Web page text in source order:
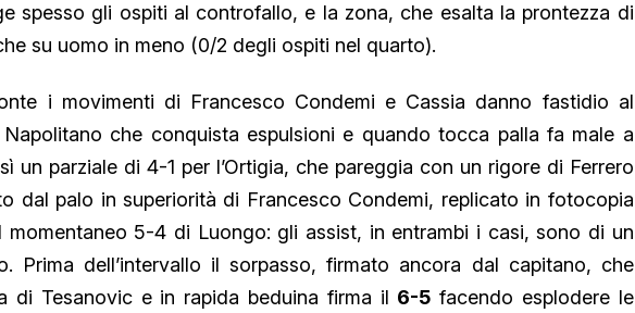
spesso gli ospiti al controfallo, e la zona, che esalta la prontezza di
su uomo in meno (0/2 degli ospiti nel quarto).
i movimenti di Francesco Condemi e Cassia danno fastidio al
che conquista espulsioni e quando tocca palla fa male a
un parziale di 4-1 per l’Ortigia, che pareggia con un rigore di Ferrero
dal palo in superiorità di Francesco Condemi, replicato in fotocopia
5-4 di Luongo: gli assist, in entrambi i casi, sono di un
Prima dell’intervallo il sorpasso, firmato ancora dal capitano, che
di Tesanovic e in rapida beduina firma il 6-5facendo esplodere le